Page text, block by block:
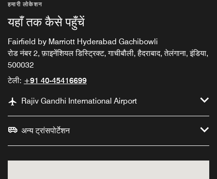
हमारी लोकेशन
यहाँ तक कैसे पहुँचें
Fairfield by Marriott Hyderabad Gachibowli
रोड नंबर 2, फ़ाइनेंशियल डिस्ट्रिक्ट, गाचीबौली, हैदराबाद, तेलंगाना, इंडिया,
500032
टेली: +91 40-45416699
Rajiv Gandhi International Airport
अन्य ट्रांसपोर्टेशन